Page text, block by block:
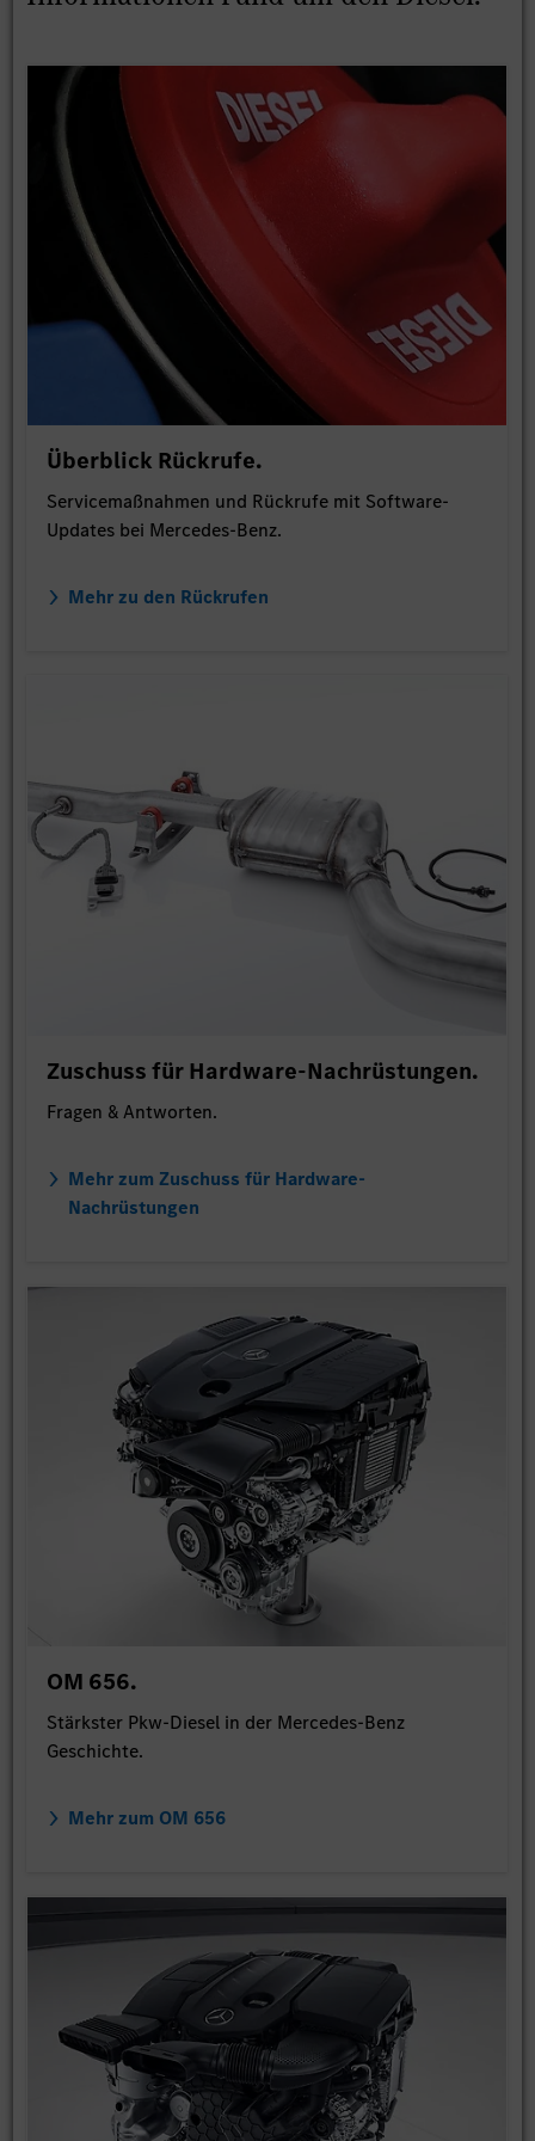
Überblick Rückrufe.
Servicemaßnahmen und Rückrufe mit Software-
Updates bei Mercedes-Benz.
Mehr zu den Rückrufen
Zuschuss für Hardware-Nachrüstungen.
Fragen & Antworten.
Mehr zum Zuschuss für Hardware-
Nachrüstungen
OM 656.
Stärkster Pkw-Diesel in der Mercedes-Benz
Geschichte.
Mehr zum OM 656